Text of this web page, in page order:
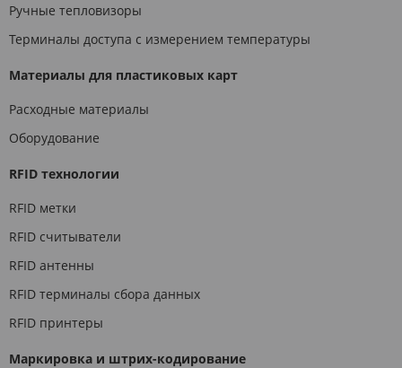
Ручные тепловизоры
Терминалы доступа с измерением температуры
Материалы для пластиковых карт
Расходные материалы
Оборудование
RFID технологии
RFID метки
RFID считыватели
RFID антенны
RFID терминалы сбора данных
RFID принтеры
Маркировка и штрих-кодирование